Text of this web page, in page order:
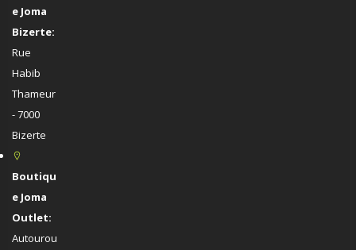
e Joma
Bizerte:
Rue
Habib
Thameur
- 7000
Bizerte
Boutiqu
e Joma
Outlet:
Autourou